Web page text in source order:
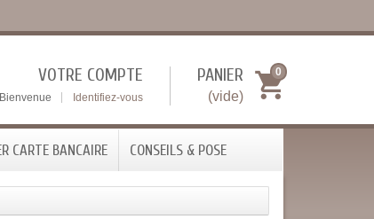
PANIER
(vide)
0
VOTRE COMPTE
Bienvenue Identifiez-vous
CARTE BANCAIRE CONSEILS & POSE